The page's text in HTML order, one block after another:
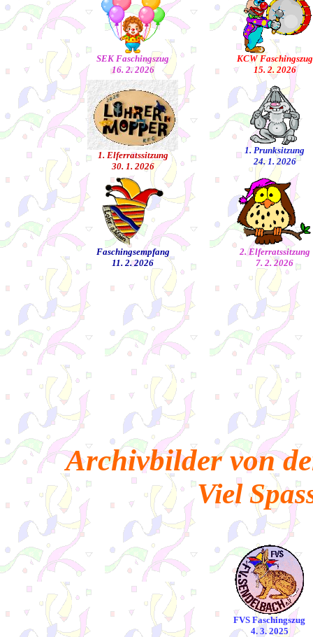
SEK Faschingszug
16. 2. 2026
KCW Faschingszug
15. 2. 2026
1. Elferratssitzung
30. 1. 2026
1. Prunksitzung
24. 1. 2026
Faschingsempfang
11. 2. 2026
2. Elferratssitzung
7. 2. 2026
Archivbilder von
Viel
FVS Faschingszug
4. 3. 2025